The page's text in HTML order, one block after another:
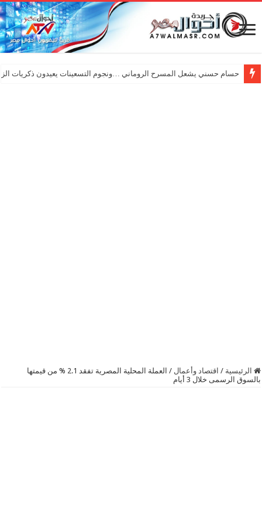
حسام حسني يشعل المسرح الروماني …ونجوم التسعينات يعيدون ذكريات
الرئيسية / اقتصاد وأعمال /
العملة المحلية المصرية تفقد 2.1 % من قيمتها
بالسوق الرسمى خلال 3 أيام